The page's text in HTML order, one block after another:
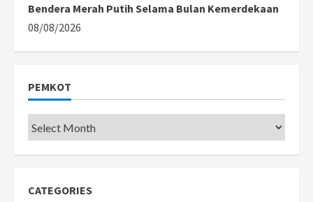
Bendera Merah Putih Selama Bulan Kemerdekaan
08/08/2026
PEMKOT
Pemkot
CATEGORIES